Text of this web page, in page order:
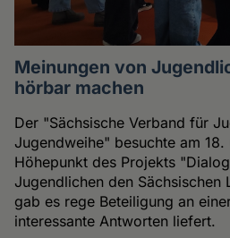
Meinungen von
hörbar machen
Der "Sächsische Verband für
Jugendweihe" besuchte am 18.
Höhepunkt des Projekts
Jugendlichen den Sächsischen
gab es rege Beteiligung an
interessante Antworten liefert.